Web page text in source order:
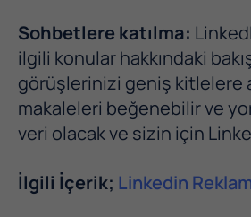
Sohbetlere katılma:
ilgili konular hakkındaki
görüşlerinizi geniş kitlelere
makaleleri beğenebilir ve
veri olacak ve sizin için
İlgili İçerik; Linkedin